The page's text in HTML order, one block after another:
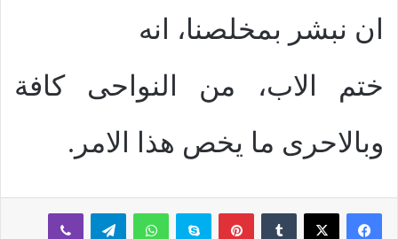
ان نبشر بمخلصنا، انه
ختم الاب، من النواحى كافة
وبالاحرى ما يخص هذا الامر.
بينتيريستسكايب واتساب تيلقرام ڤايبر